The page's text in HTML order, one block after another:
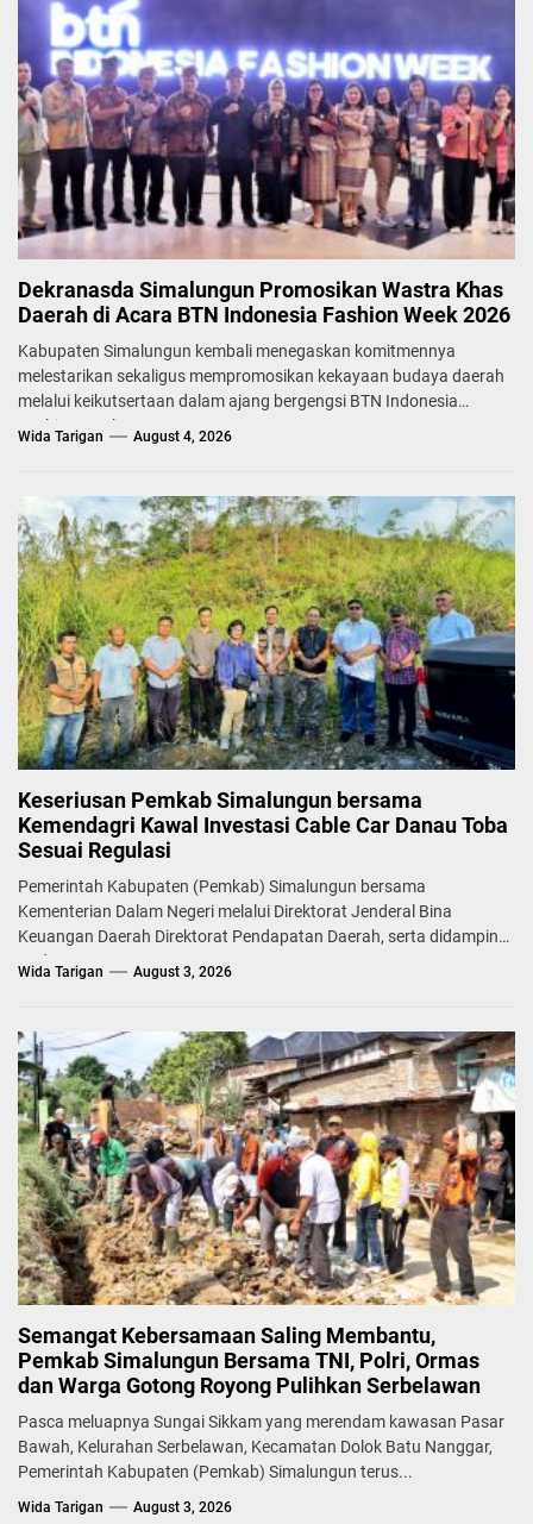
Dekranasda Simalungun Promosikan Wastra Khas
Daerah di Acara BTN Indonesia Fashion Week 2026
Kabupaten Simalungun kembali menegaskan komitmennya
melestarikan sekaligus mempromosikan kekayaan budaya daerah
melalui keikutsertaan dalam ajang bergengsi BTN Indonesia
Fashion Week...
Wida Tarigan August 4, 2026
Keseriusan Pemkab Simalungun bersama
Kemendagri Kawal Investasi Cable Car Danau Toba
Sesuai Regulasi
Pemerintah Kabupaten (Pemkab) Simalungun bersama
Kementerian Dalam Negeri melalui Direktorat Jenderal Bina
Keuangan Daerah Direktorat Pendapatan Daerah, serta didampingi
Badan...
Wida Tarigan August 3, 2026
Semangat Kebersamaan Saling Membantu,
Pemkab Simalungun Bersama TNI, Polri, Ormas
dan Warga Gotong Royong Pulihkan Serbelawan
Pasca meluapnya Sungai Sikkam yang merendam kawasan Pasar
Bawah, Kelurahan Serbelawan, Kecamatan Dolok Batu Nanggar,
Pemerintah Kabupaten (Pemkab) Simalungun terus...
Wida Tarigan August 3, 2026